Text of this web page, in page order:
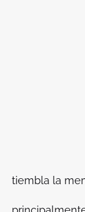
tiembla la